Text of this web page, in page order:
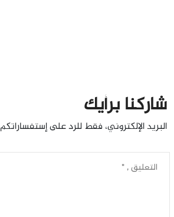
شاركنا برأيك
البريد الإلكتروني، فقط للرد على إستفساراتكم